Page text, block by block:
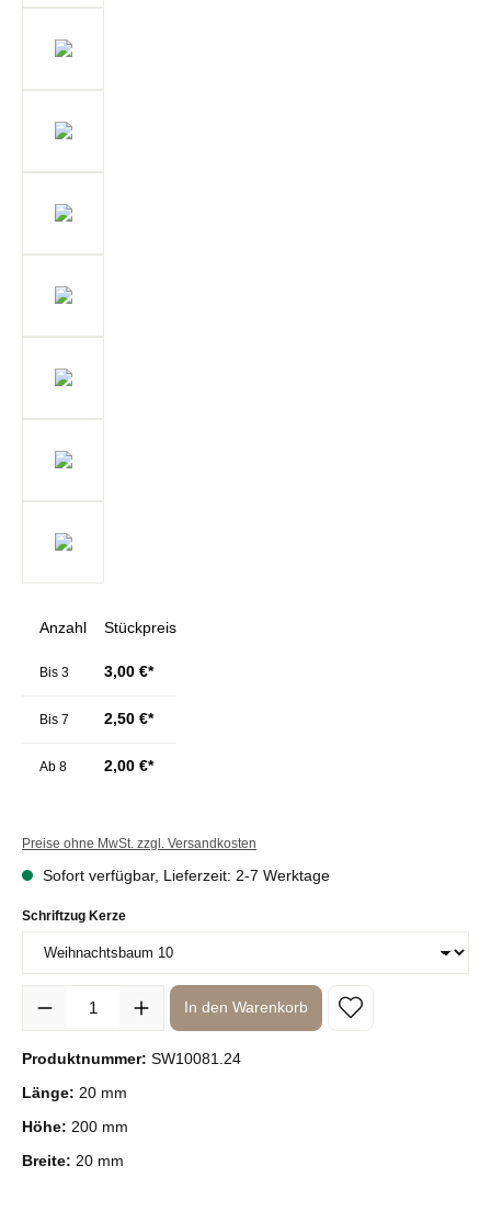
Anzahl Stückpreis
Bis 3 3,00 €*
Bis 7 2,50 €*
Ab 8 2,00 €*
Preise ohne MwSt. zzgl. Versandkosten
Sofort verfügbar, Lieferzeit: 2-7 Werktage
Schriftzug Kerzeauswählen
Produkt Anzahl: Gib den gewünschten Wert ein oder benutze die
In den Warenkorb
Produktnummer: SW10081.24
Länge: 20 mm
Höhe: 200 mm
Breite: 20 mm